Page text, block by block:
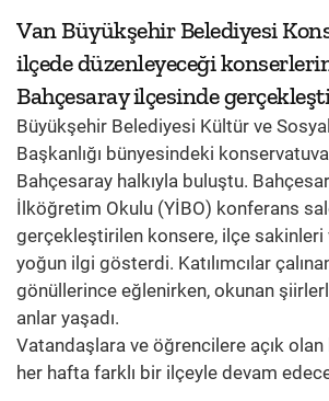
Van Büyükşehir Belediyesi
ilçede düzenleyeceği
Bahçesaray ilçesinde
Büyükşehir Belediyesi Kültür ve
Başkanlığı bünyesindeki
Bahçesaray halkıyla buluştu.
İlköğretim Okulu (YİBO) konferans
gerçekleştirilen konsere, ilçe sakinleri
yoğun ilgi gösterdi. Katılımcılar
gönüllerince eğlenirken, okunan
anlar yaşadı.
Vatandaşlara ve öğrencilere açık
her hafta farklı bir ilçeyle devam